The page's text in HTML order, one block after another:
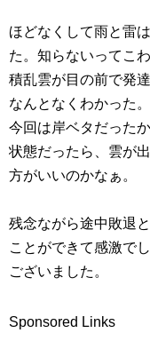
ほどなくして雨と雷
た。知らないってこわ
積乱雲が目の前で発
なんとなくわかった。
今回は岸ベタだった
状態だったら、雲が
方がいいのかなぁ。
残念ながら途中敗退
ことができて感激で
ございました。
Sponsored Links